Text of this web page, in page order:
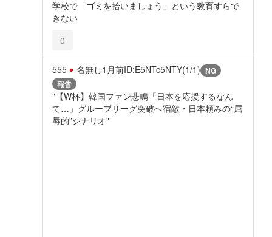
学校で「ゴミを拾いましょう」という教育すらで
きない
0
555 名無し1月前ID:E5NTc5NTY(1/1) NG
報告
"【W杯】韓国ファン悲鳴「日本を応援するなん
て…」グループリーグ突破へ宿敵・日本頼みの“屈
辱的”シナリオ"